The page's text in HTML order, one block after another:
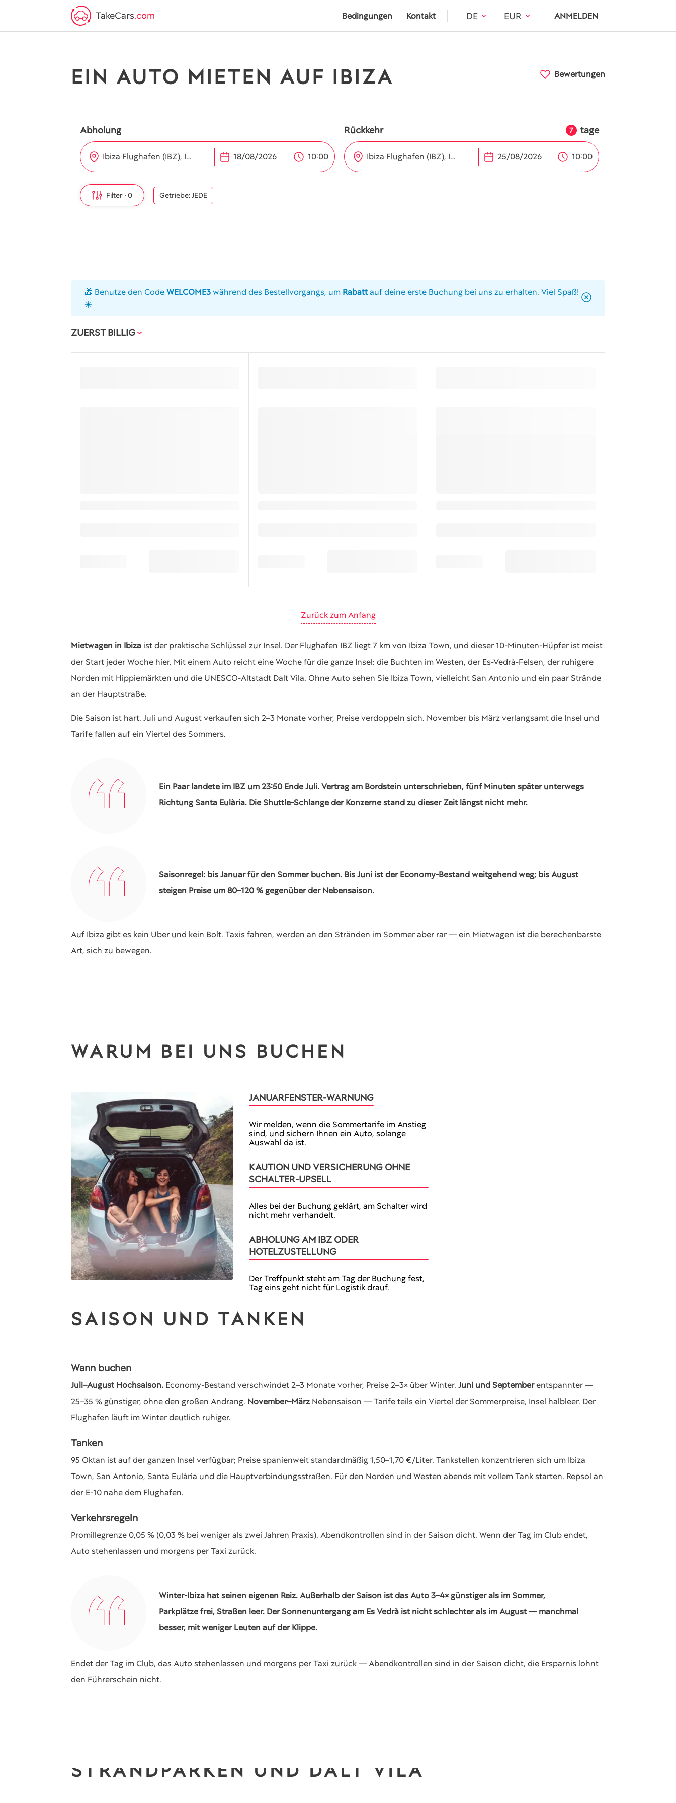
TakeCars.com Bedingungen Kontakt DE EUR ANMELDEN
EIN AUTO MIETEN AUF IBIZA Bewertungen
Abholung
Ibiza Flughafen (IBZ), Ibiza 10:00
Rückkehr 7 tage
Ibiza Flughafen (IBZ), Ibiza 10:00
Filter 0 Getriebe: JEDE
🎁 Benutze den CodeWELCOME3während des Bestellvorgangs, um Rabattauf deine erste Buchung bei uns zu erhalten. Viel Spaß!
☀️
ZUERST BILLIG
Zurück zum Anfang
Mietwagen in Ibiza ist der praktische Schlüssel zur Insel. Der Flughafen IBZ liegt 7 km von Ibiza Town, und dieser 10-Minuten-Hüpfer ist meist
der Start jeder Woche hier. Mit einem Auto reicht eine Woche für die ganze Insel: die Buchten im Westen, der Es-Vedrà-Felsen, der ruhigere
Norden mit Hippiemärkten und die UNESCO-Altstadt Dalt Vila. Ohne Auto sehen Sie Ibiza Town, vielleicht San Antonio und ein paar Strände
an der Hauptstraße.
Die Saison ist hart. Juli und August verkaufen sich 2–3 Monate vorher, Preise verdoppeln sich. November bis März verlangsamt die Insel und
Tarife fallen auf ein Viertel des Sommers.
Ein Paar landete im IBZ um 23:50 Ende Juli. Vertrag am Bordstein unterschrieben, fünf Minuten später unterwegs
Richtung Santa Eulària. Die Shuttle-Schlange der Konzerne stand zu dieser Zeit längst nicht mehr.
Saisonregel: bis Januar für den Sommer buchen. Bis Juni ist der Economy-Bestand weitgehend weg; bis August
steigen Preise um 80–120 % gegenüber der Nebensaison.
Auf Ibiza gibt es kein Uber und kein Bolt. Taxis fahren, werden an den Stränden im Sommer aber rar — ein Mietwagen ist die berechenbarste
Art, sich zu bewegen.
WARUM BEI UNS BUCHEN
JANUARFENSTER-WARNUNG
Wir melden, wenn die Sommertarife im Anstieg
sind, und sichern Ihnen ein Auto, solange
Auswahl da ist.
KAUTION UND VERSICHERUNG OHNE
SCHALTER-UPSELL
Alles bei der Buchung geklärt, am Schalter wird
nicht mehr verhandelt.
ABHOLUNG AM IBZ ODER
HOTELZUSTELLUNG
Der Treffpunkt steht am Tag der Buchung fest,
Tag eins geht nicht für Logistik drauf.
SAISON UND TANKEN
Wann buchen
Juli–August Hochsaison. Economy-Bestand verschwindet 2–3 Monate vorher, Preise 2–3× über Winter. Juni und Septemberentspannter —
25–35 % günstiger, ohne den großen Andrang. November–MärzNebensaison — Tarife teils ein Viertel der Sommerpreise, Insel halbleer. Der
Flughafen läuft im Winter deutlich ruhiger.
Tanken
95 Oktan ist auf der ganzen Insel verfügbar; Preise spanienweit standardmäßig 1,50–1,70 €/Liter. Tankstellen konzentrieren sich um Ibiza
Town, San Antonio, Santa Eulària und die Hauptverbindungsstraßen. Für den Norden und Westen abends mit vollem Tank starten. Repsol an
der E-10 nahe dem Flughafen.
Verkehrsregeln
Promillegrenze 0,05 % (0,03 % bei weniger als zwei Jahren Praxis). Abendkontrollen sind in der Saison dicht. Wenn der Tag im Club endet,
Auto stehenlassen und morgens per Taxi zurück.
Winter-Ibiza hat seinen eigenen Reiz. Außerhalb der Saison ist das Auto 3–4× günstiger als im Sommer,
Parkplätze frei, Straßen leer. Der Sonnenuntergang am Es Vedrà ist nicht schlechter als im August — manchmal
besser, mit weniger Leuten auf der Klippe.
Endet der Tag im Club, das Auto stehenlassen und morgens per Taxi zurück — Abendkontrollen sind in der Saison dicht, die Ersparnis lohnt
den Führerschein nicht.
STRANDPARKEN UND DALT VILA